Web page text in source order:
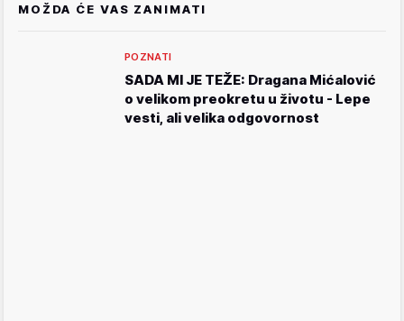
MOŽDA ĆE VAS ZANIMATI
POZNATI
SADA MI JE TEŽE: Dragana Mićalović
o velikom preokretu u životu - Lepe
vesti, ali velika odgovornost